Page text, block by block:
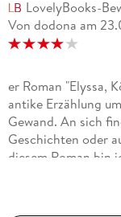
LovelyBooks-
Von dodona am
er Roman "Elyssa,
antike Erzählung
Gewand. An sich
Geschichten oder
diesem Roman bin